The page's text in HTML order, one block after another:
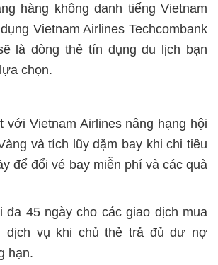
hàng không danh tiếng Vietnam
Vietnam Airlines Techcombank
là dòng thẻ tín dụng du lịch bạn
chọn.
với Vietnam Airlines nâng hạng hội
và tích lũy dặm bay khi chi tiêu
để đổi vé bay miễn phí và các quà
đa 45 ngày cho các giao dịch mua
dịch vụ khi chủ thẻ trả đủ dư nợ
hạn.